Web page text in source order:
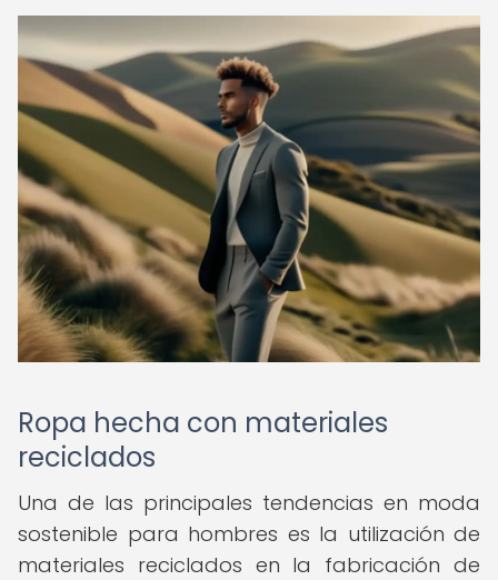
Ropa hecha con materiales
reciclados
Una de las principales tendencias en moda
sostenible para hombres es la utilización de
materiales reciclados en la fabricación de